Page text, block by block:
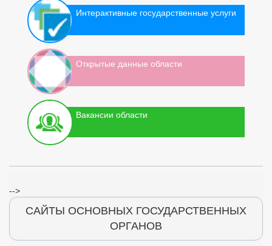
Интерактивные государственные услуги
Открытые данные области
Вакансии области
-->
САЙТЫ ОСНОВНЫХ ГОСУДАРСТВЕННЫХ
ОРГАНОВ